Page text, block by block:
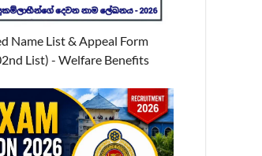
Name List & Appeal Form
List) - Welfare Benefits